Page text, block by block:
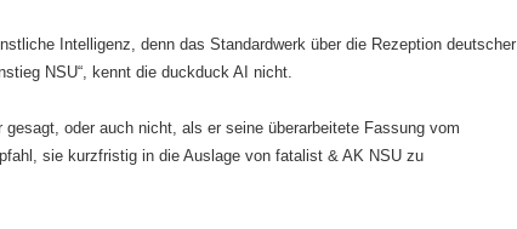
Intelligenz, denn das Standardwerk über die Rezeption deutscher
NSU“, kennt die duckduck AI nicht.
oder auch nicht, als er seine überarbeitete Fassung vom
sie kurzfristig in die Auslage von fatalist & AK NSU zu